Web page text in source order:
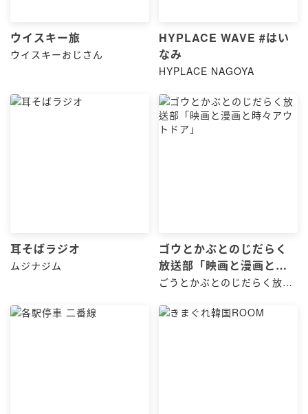
ウイスキー旅
ウイスキーおじさん
HYPLACE WAVE #はい
なみ
HYPLACE NAGOYA
耳そばラジオ
ムジナジム
ゴウとかぶとのじだらく
放送部「映画と漫画と
時々アウトドア」
ごうとかぶとのじだらく放送
す！！！」